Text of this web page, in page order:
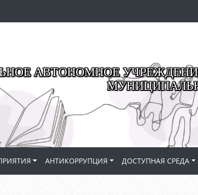
АВТОНОМНОЕ
АНТИКОРРУПЦИЯ ДОСТУПНАЯ СРЕДА